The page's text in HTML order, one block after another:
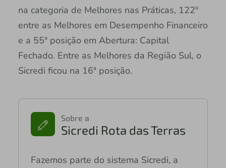
na categoria de Melhores nas Práticas, 122º
entre as Melhores em Desempenho Financeiro
e a 55ª posição em Abertura: Capital
Fechado. Entre as Melhores da Região Sul, o
Sicredi ficou na 16ª posição.
Sobre a
Sicredi Rota das Terras
Fazemos parte do sistema Sicredi, a